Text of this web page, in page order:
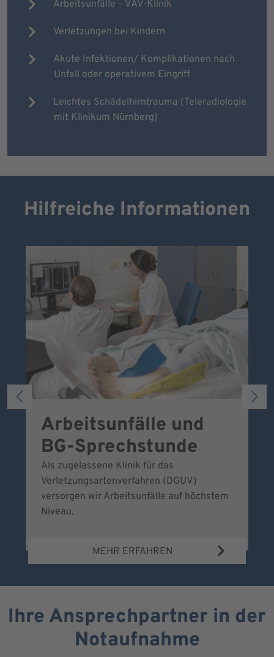
Arbeitsunfälle – VAV-Klinik
Verletzungen bei Kindern
Akute Infektionen/ Komplikationen nach
Unfall oder operativem Eingriff
Leichtes Schädelhirntrauma (Teleradiologie
mit Klinikum Nürnberg)
Hilfreiche Informationen
Arbeitsunfälle und
BG-Sprechstunde
Als zugelassene Klinik für das
Verletzungsartenverfahren (DGUV)
versorgen wir Arbeitsunfälle auf höchstem
Niveau.
MEHR ERFAHREN
Ihre Ansprechpartner in der
Notaufnahme